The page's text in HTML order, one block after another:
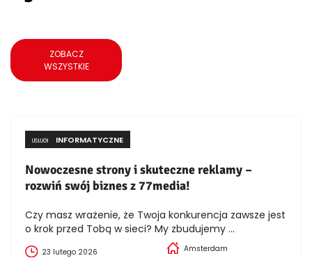
ZOBACZ
WSZYSTKIE
USŁUGI INFORMATYCZNE
Nowoczesne strony i skuteczne reklamy –
rozwiń swój biznes z 77media!
Czy masz wrażenie, że Twoja konkurencja zawsze jest
o krok przed Tobą w sieci? My zbudujemy ...
23 lutego 2026 Amsterdam